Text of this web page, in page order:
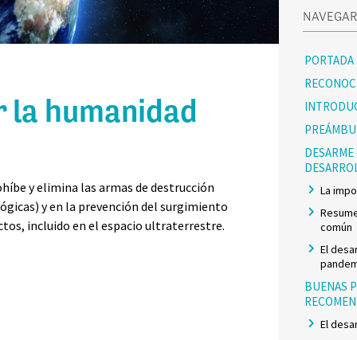
la humanidad
y elimina las armas de destrucción
y en la prevención del surgimiento
incluido en el espacio ultraterrestre.
PORTADA
La
común
El
BUENAS
El